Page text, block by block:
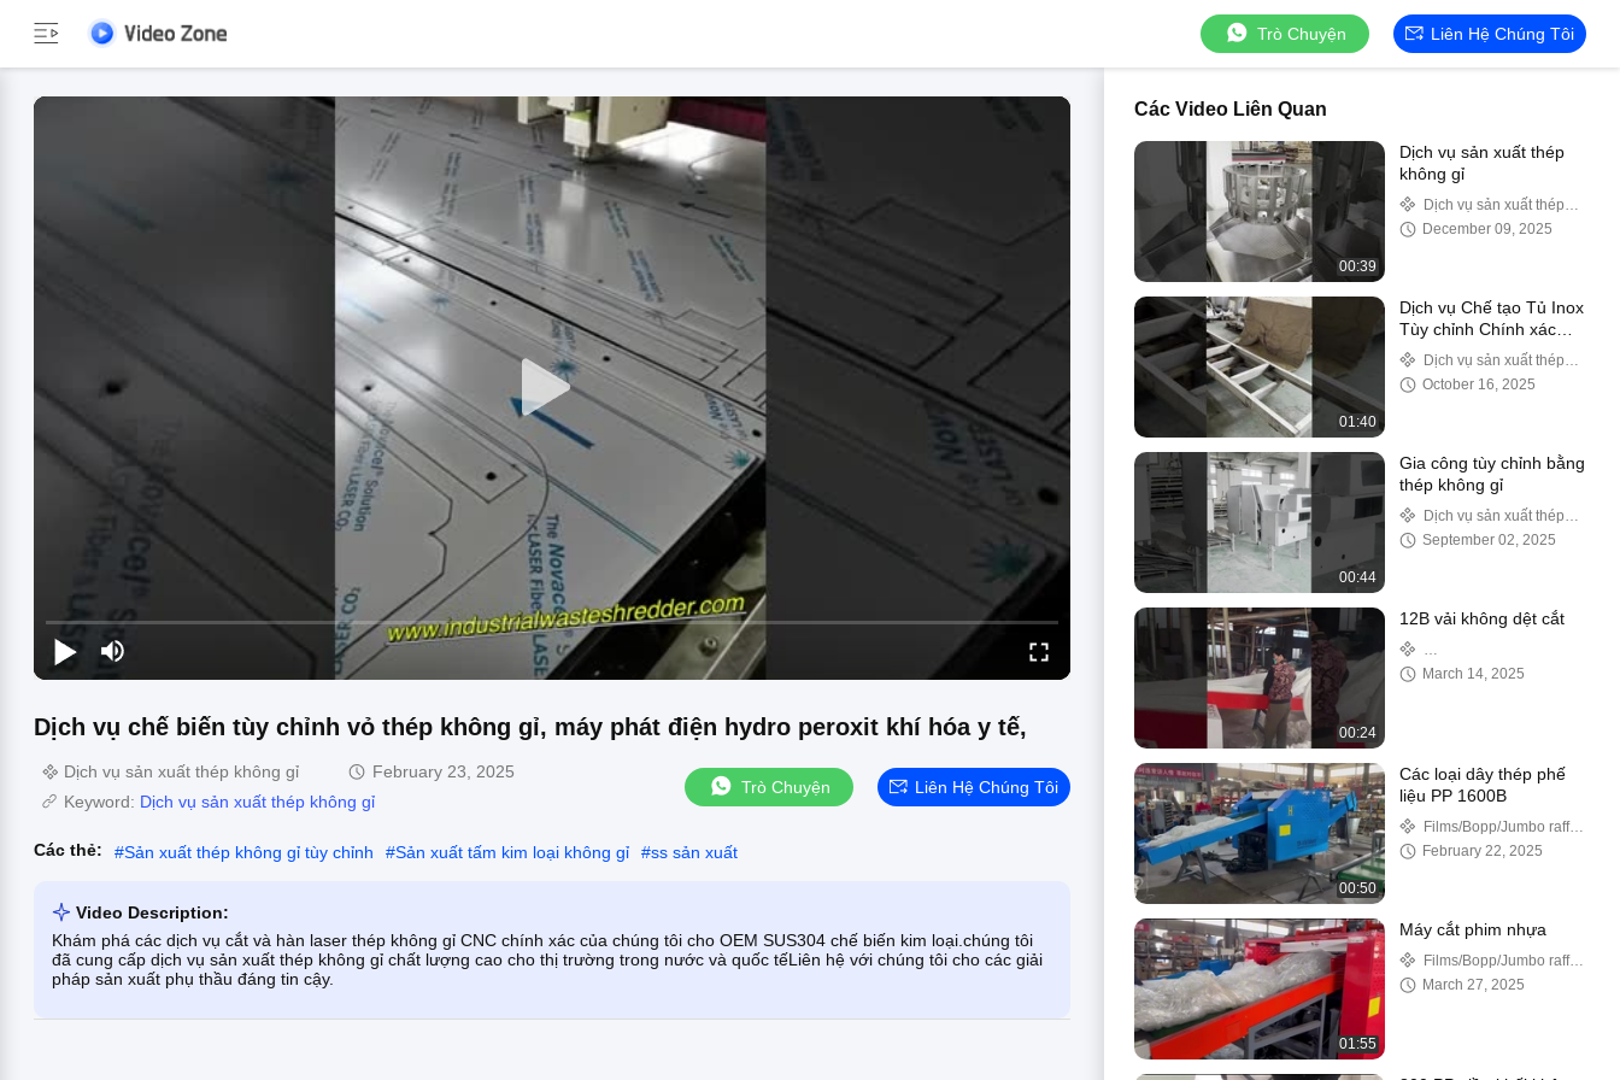
Trò Chuyện Liên Hệ Chúng Tôi
Dịch vụ chế biến tùy chỉnh vỏ thép không gỉ, máy phát điện hydro peroxit khí hóa y tế,
Dịch vụ sản xuất thép không gỉ
February 23, 2025
Keyword: Dịch vụ sản xuất thép không gỉ
Trò Chuyện Liên Hệ Chúng Tôi
Các thẻ: #Sản xuất thép không gỉ tùy chỉnh #Sản xuất tấm kim loại không gỉ #ss sản xuất
Video Description:
Khám phá các dịch vụ cắt và hàn laser thép không gỉ CNC chính xác của chúng tôi cho OEM SUS304 chế biến kim loại.chúng tôi
đã cung cấp dịch vụ sản xuất thép không gỉ chất lượng cao cho thị trường trong nước và quốc tếLiên hệ với chúng tôi cho các giải
pháp sản xuất phụ thầu đáng tin cậy.
Các Video Liên Quan
00:39
Dịch vụ sản xuất thép
không gỉ
Dịch vụ sản xuất thép
không gỉ
December 09, 2025
01:40
Dịch vụ Chế tạo Tủ Inox
Tùy chỉnh Chính xác
cho Ứng dụng Công
nghiệp
Dịch vụ sản xuất thép
không gỉ
October 16, 2025
00:44
Gia công tùy chỉnh bằng
thép không gỉ
Dịch vụ sản xuất thép
không gỉ
September 02, 2025
00:24
12B vải không dệt cắt
Textile/Fabric/Clothes/Cotton
March 14, 2025
00:50
Các loại dây thép phế
liệu PP 1600B
Films/Bopp/Jumbo raffia
woven Bags
February 22, 2025
01:55
Máy cắt phim nhựa
Films/Bopp/Jumbo raffia
woven Bags
March 27, 2025